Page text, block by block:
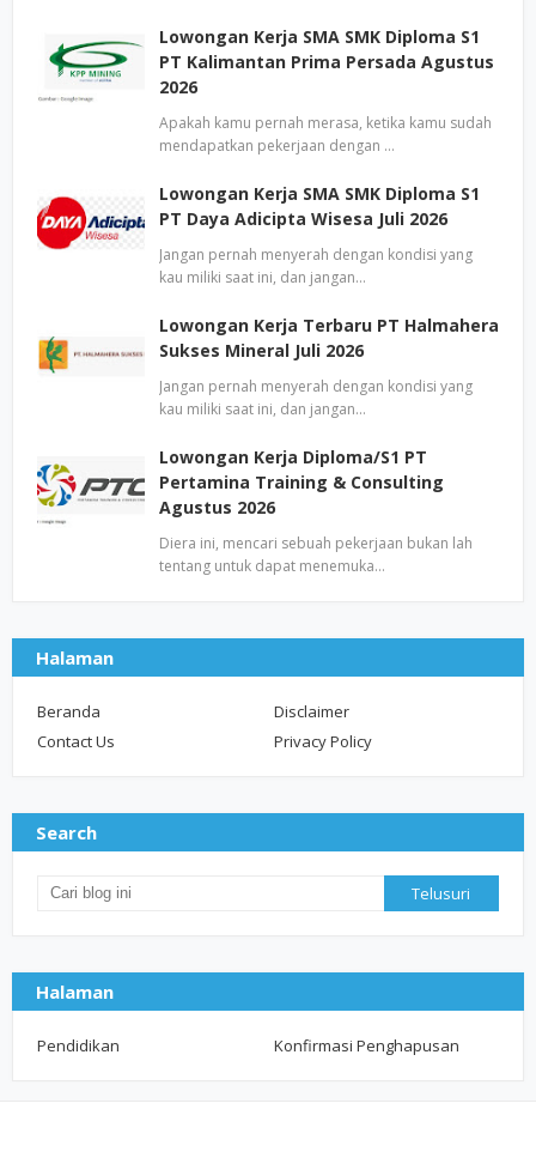
Lowongan Kerja SMA SMK Diploma S1
PT Kalimantan Prima Persada Agustus
2026
Apakah kamu pernah merasa, ketika kamu sudah
mendapatkan pekerjaan dengan …
Lowongan Kerja SMA SMK Diploma S1
PT Daya Adicipta Wisesa Juli 2026
Jangan pernah menyerah dengan kondisi yang
kau miliki saat ini, dan jangan…
Lowongan Kerja Terbaru PT Halmahera
Sukses Mineral Juli 2026
Jangan pernah menyerah dengan kondisi yang
kau miliki saat ini, dan jangan…
Lowongan Kerja Diploma/S1 PT
Pertamina Training & Consulting
Agustus 2026
Diera ini, mencari sebuah pekerjaan bukan lah
tentang untuk dapat menemuka…
Halaman
Beranda
Disclaimer
Contact Us
Privacy Policy
Search
Halaman
Pendidikan Konfirmasi Penghapusan